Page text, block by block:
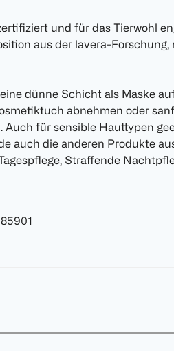
und für das Tierwohl
aus der lavera-
dünne Schicht als Maske
abnehmen oder
Auch für sensible Hauttypen
auch die anderen Produkte
Straffende